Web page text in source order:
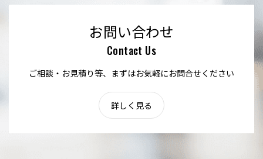
お問い合わせ
Contact Us
ご相談・お見積り等、まずはお気軽にお問合せください
詳しく見る